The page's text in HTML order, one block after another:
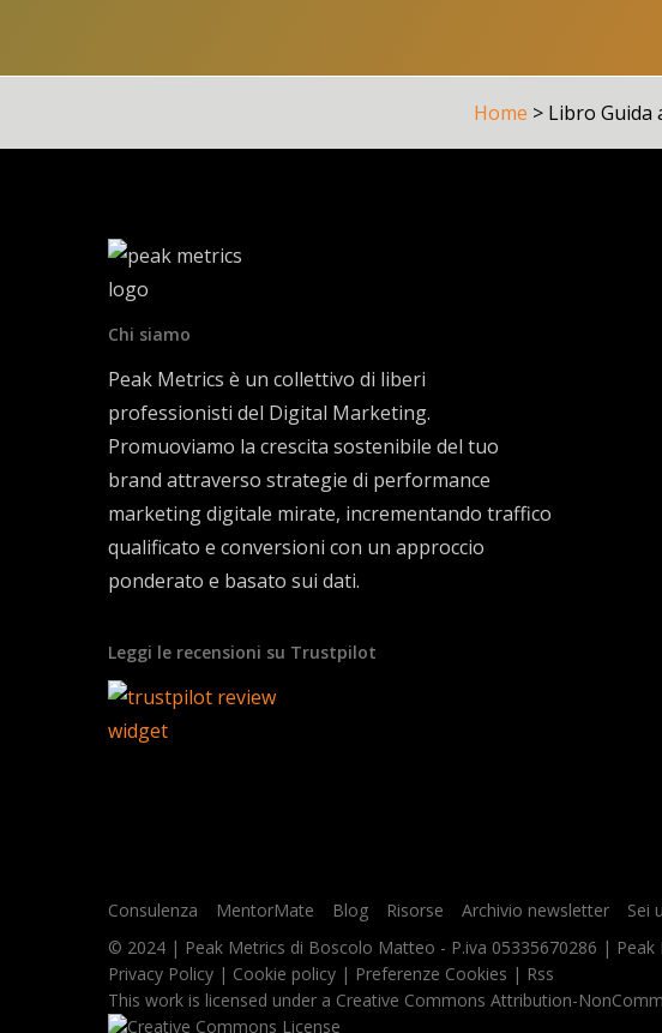
Come eliminare una conversione
Conversioni registrate di default (solo per app)
Creare gli eventi Ecommerce
Creazione del Data layer
Data layer: view_item_list
Data layer: view_item
Data layer: begin_checkout
Data layer: add_payment_info
Data layer: purchase
Data layer: refund
Home > Libro Guida
Chi siamo
Peak Metrics è un collettivo di liberi
professionisti del Digital Marketing.
Promuoviamo la crescita sostenibile del tuo
brand attraverso strategie di performance
marketing digitale mirate, incrementando traffico
qualificato e conversioni con un approccio
ponderato e basato sui dati.
Leggi le recensioni su Trustpilot
Consulenza MentorMate Blog Risorse Archivio newsletter
Sei
© 2024 | Peak Metrics di Boscolo Matteo - P.iva 05335670286 | Peak
Privacy Policy | Cookie policy | Preferenze Cookies | Rss
This work is licensed under a Creative Commons Attribution-